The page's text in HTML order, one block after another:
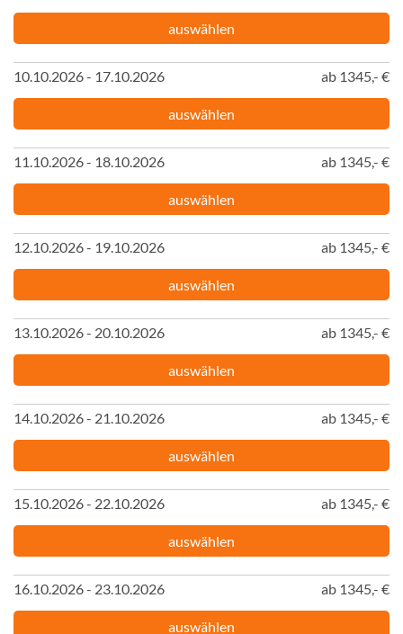
auswählen
10.10.2026 - 17.10.2026 ab 1345,- €
auswählen
11.10.2026 - 18.10.2026 ab 1345,- €
auswählen
12.10.2026 - 19.10.2026 ab 1345,- €
auswählen
13.10.2026 - 20.10.2026 ab 1345,- €
auswählen
14.10.2026 - 21.10.2026 ab 1345,- €
auswählen
15.10.2026 - 22.10.2026 ab 1345,- €
auswählen
16.10.2026 - 23.10.2026 ab 1345,- €
auswählen